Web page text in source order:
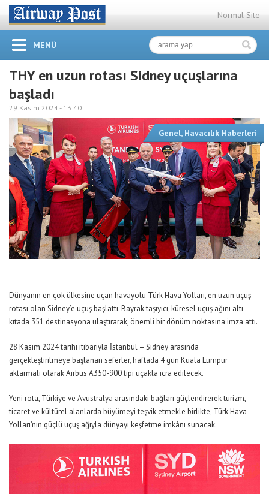
Normal Site
MENÜ
THY en uzun rotası Sidney uçuşlarına
başladı
29 Kasım 2024 - 13:40
Genel, Havacılık Haberleri
Dünyanın en çok ülkesine uçan havayolu Türk Hava Yolları, en uzun uçuş
rotası olan Sidney’e uçuş başlattı. Bayrak taşıyıcı, küresel uçuş ağını altı
kıtada 351 destinasyona ulaştırarak, önemli bir dönüm noktasına imza attı.
28 Kasım 2024 tarihi itibarıyla İstanbul – Sidney arasında
gerçekleştirilmeye başlanan seferler, haftada 4 gün Kuala Lumpur
aktarmalı olarak Airbus A350-900 tipi uçakla icra edilecek.
Yeni rota, Türkiye ve Avustralya arasındaki bağları güçlendirerek turizm,
ticaret ve kültürel alanlarda büyümeyi teşvik etmekle birlikte, Türk Hava
Yolları’nın güçlü uçuş ağıyla dünyayı keşfetme imkânı sunacak.